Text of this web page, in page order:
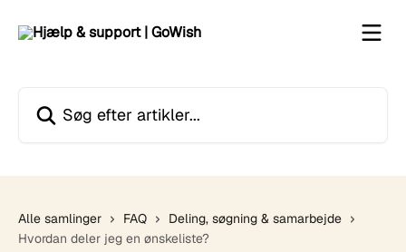
Alle samlinger FAQ
Deling, søgning & samarbejde
Hvordan deler jeg en ønskeliste?